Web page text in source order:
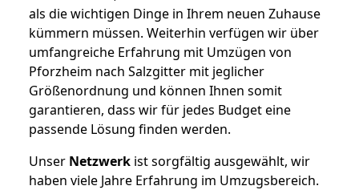
als die wichtigen Dinge in Ihrem neuen Zuhause
kümmern müssen. Weiterhin verfügen wir über
umfangreiche Erfahrung mit Umzügen von
Pforzheim nach Salzgitter mit jeglicher
Größenordnung und können Ihnen somit
garantieren, dass wir für jedes Budget eine
passende Lösung finden werden.
Unser Netzwerk ist sorgfältig ausgewählt, wir
haben viele Jahre Erfahrung im Umzugsbereich.